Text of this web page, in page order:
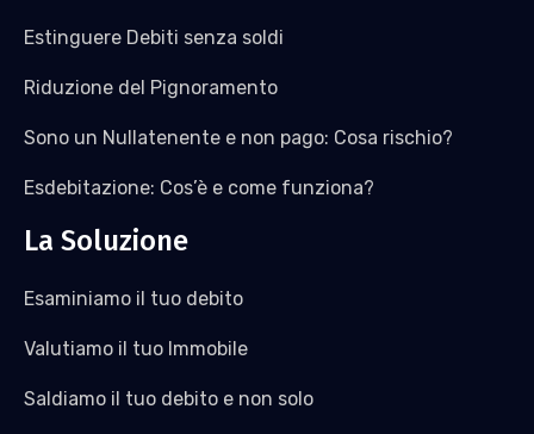
Estinguere Debiti senza soldi
Riduzione del Pignoramento
Sono un Nullatenente e non pago: Cosa rischio?
Esdebitazione: Cos’è e come funziona?
La Soluzione
Esaminiamo il tuo debito
Valutiamo il tuo Immobile
Saldiamo il tuo debito e non solo